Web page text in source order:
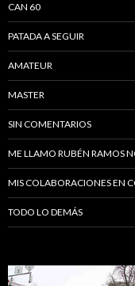
CAN 60
PATADA A SEGUIR
AMATEUR
MASTER
SIN COMENTARIOS
ME LLAMO RUBÉN RAMOS
MIS COLABORACIONES EN
TODO LO DEMÁS